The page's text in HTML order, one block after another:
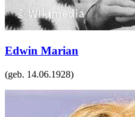
Edwin Marian
(geb. 14.06.1928)